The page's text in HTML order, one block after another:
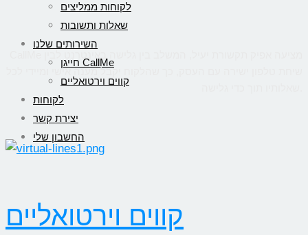
לקוחות ממליצים
שאלות ותשובות
השירותים שלנו
חייגן CallMe
קווים וירטואליים
לקוחות
יצירת קשר
החשבון שלי
שיחת טלפון ישירה עם העסק, כך שהלקוח יקבל מענה אישי ומיידי לכל
קווים וירטואליים